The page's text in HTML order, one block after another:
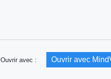
Ouvrir avec : Ouvrir avec